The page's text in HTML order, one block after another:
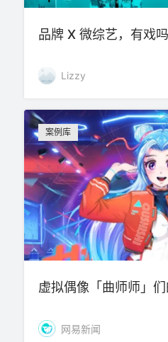
品牌 X 微综艺，有戏吗
Lizzy
案例库
虚拟偶像「曲师师」
网易新闻